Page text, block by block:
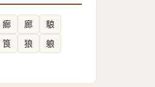
㾿 廊
駺
筤 狼 躴